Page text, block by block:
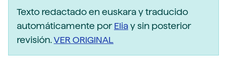
Texto redactado en euskara y traducido
automáticamente porEliay sin posterior
revisión.VER ORIGINAL